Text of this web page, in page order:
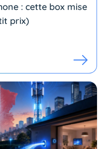
: cette box mise
prix)